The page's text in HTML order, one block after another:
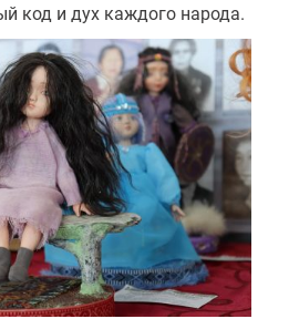
код и дух каждого народа.